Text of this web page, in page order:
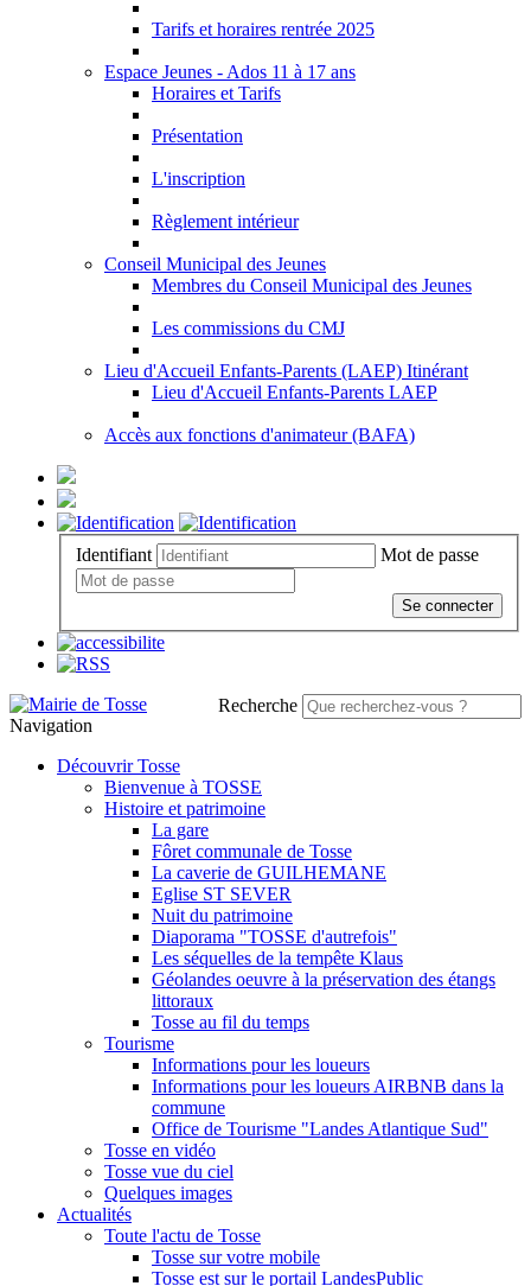
Tarifs et horaires rentrée 2025
Espace Jeunes - Ados 11 à 17 ans
Horaires et Tarifs
Présentation
L'inscription
Règlement intérieur
Conseil Municipal des Jeunes
Membres du Conseil Municipal des Jeunes
Les commissions du CMJ
Lieu d'Accueil Enfants-Parents (LAEP) Itinérant
Lieu d'Accueil Enfants-Parents LAEP
Accès aux fonctions d'animateur (BAFA)
Identifiant Mot de passe
Se connecter
Recherche
Navigation
Découvrir Tosse
Bienvenue à TOSSE
Histoire et patrimoine
La gare
Fôret communale de Tosse
La caverie de GUILHEMANE
Eglise ST SEVER
Nuit du patrimoine
Diaporama "TOSSE d'autrefois"
Les séquelles de la tempête Klaus
Géolandes oeuvre à la préservation des étangs
littoraux
Tosse au fil du temps
Tourisme
Informations pour les loueurs
Informations pour les loueurs AIRBNB dans la
commune
Office de Tourisme "Landes Atlantique Sud"
Tosse en vidéo
Tosse vue du ciel
Quelques images
Actualités
Toute l'actu de Tosse
Tosse sur votre mobile
Tosse est sur le portail LandesPublic